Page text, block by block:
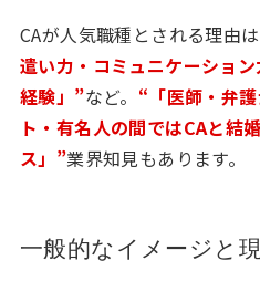
CAが人気職種とされる理由は
遣い力・コミュニケーショ
経験」”など。 “「医師・弁
ト・有名人の間ではCAと結
ス」”業界知見もあります。
一般的なイメージと